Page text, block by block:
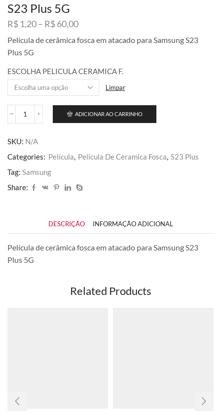
S23 Plus 5G
R$ 1,20– R$60,00Faixa
preço:
R$ 60,00
Película de cerâmica fosca em atacado para Samsung S23
Plus 5G
ESCOLHA PELICULA CERAMICA F.
Limpar
S23
quantidade
ADICIONAR AO CARRINHO
SKU: N/A
Categories: Película, Pelicula De Ceramica Fosca, S23 Plus
Tag: Samsung
Share:
DESCRIÇÃO INFORMAÇÃO ADICIONAL
Película de cerâmica fosca em atacado para Samsung S23
Plus 5G
Related Products